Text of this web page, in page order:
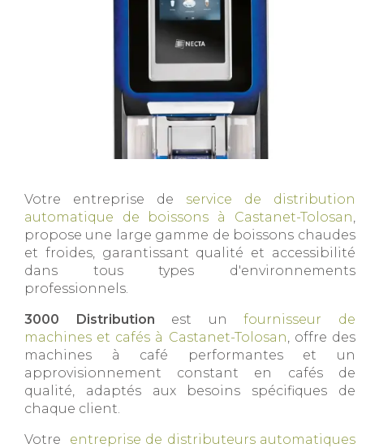
Votre entreprise de service de distribution
automatique de boissons à Castanet-Tolosan
propose une large gamme de boissons chaudes
et froides, garantissant qualité et accessibilité
dans tous types d'environnements
professionnels.
3000 Distribution est un
fournisseur de
machines et cafés à Castanet-Tolosan , offre des
machines à café performantes et un
approvisionnement constant en cafés de
qualité, adaptés aux besoins spécifiques de
chaque client.
Votre entreprise de distributeurs automatiques